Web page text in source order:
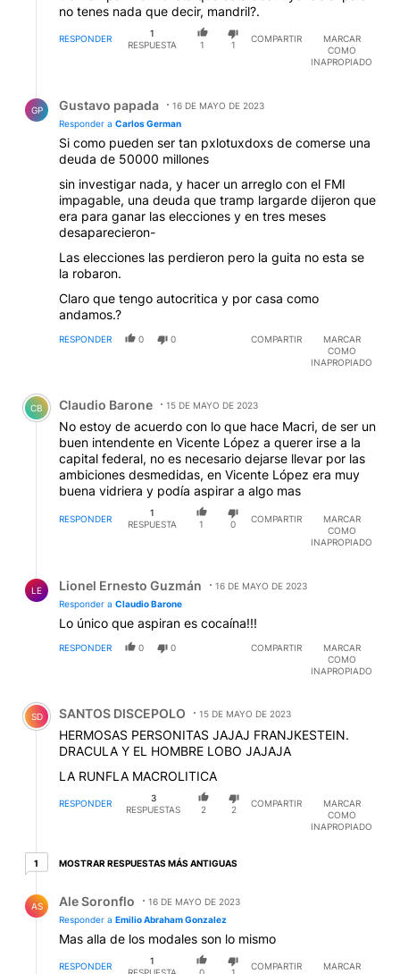
no tenes nada que decir, mandril?.
RESPONDER
1
RESPUESTA
1 1
COMPARTIR
MARCAR
COMO
INAPROPIADO
GP Gustavo papada
16 DE MAYO DE 2023
Responder a Carlos German
Si como pueden ser tan pxlotuxdoxs de comerse una
deuda de 50000 millones
sin investigar nada, y hacer un arreglo con el FMI
impagable, una deuda que tramp largarde dijeron que
era para ganar las elecciones y en tres meses
desaparecieron-
Las elecciones las perdieron pero la guita no esta se
la robaron.
Claro que tengo autocritica y por casa como
andamos.?
RESPONDER 0 0 COMPARTIR
MARCAR
COMO
INAPROPIADO
Comentario de Claudio Barone.
CB Claudio Barone 15 DE MAYO DE 2023
No estoy de acuerdo con lo que hace Macri, de ser un
buen intendente en Vicente López a querer irse a la
capital federal, no es necesario dejarse llevar por las
ambiciones desmedidas, en Vicente López era muy
buena vidriera y podía aspirar a algo mas
RESPONDER
1
RESPUESTA
1 0
COMPARTIR
MARCAR
COMO
INAPROPIADO
LE Lionel Ernesto Guzmán
16 DE MAYO DE 2023
Responder a Claudio Barone
Lo único que aspiran es cocaína!!!
RESPONDER 0 0 COMPARTIR
MARCAR
COMO
INAPROPIADO
Comentario de SANTOS DISCEPOLO.
SD SANTOS DISCEPOLO 15 DE MAYO DE 2023
HERMOSAS PERSONITAS JAJAJ FRANJKESTEIN.
DRACULA Y EL HOMBRE LOBO JAJAJA
LA RUNFLA MACROLITICA
RESPONDER
3
RESPUESTAS
2 2
COMPARTIR
MARCAR
COMO
INAPROPIADO
11 respuesta más antiguas
MOSTRAR RESPUESTAS MÁS ANTIGUAS
AS Ale Soronflo
16 DE MAYO DE 2023
Responder a Emilio Abraham Gonzalez
Mas alla de los modales son lo mismo
RESPONDER
1
COMPARTIR
MARCAR